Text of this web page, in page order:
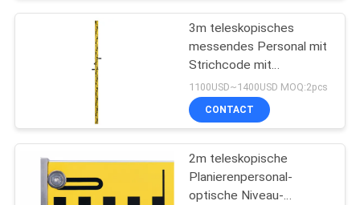
Instrument-Stative
3m teleskopisches
messendes Personal mit
Strichcode mit
Doppelgesichtern
1100USD~1400USD MOQ:2pcs
CONTACT
2m teleskopische
Planierenpersonal-
optische Niveau-